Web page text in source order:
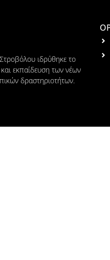
ιδρύθηκε το
εκπαίδευση των νέων
δραστηριοτήτων.